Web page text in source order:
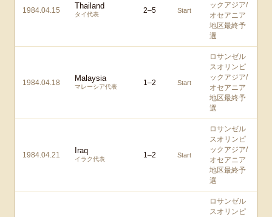
1984.04.15 Thailand
タイ代表 2–5 Start
ックアジア/
オセアニア
地区最終予
選
1984.04.18 Malaysia
マレーシア代表 1–2 Start
ロサンゼル
スオリンピ
ックアジア/
オセアニア
地区最終予
選
1984.04.21 Iraq
イラク代表 1–2 Start
ロサンゼル
スオリンピ
ックアジア/
オセアニア
地区最終予
選
ロサンゼル
スオリンピ